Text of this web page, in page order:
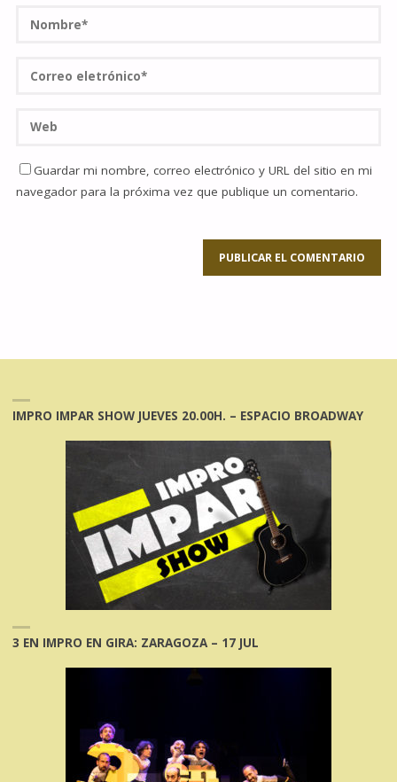
Guardar mi nombre, correo electrónico y URL del sitio en mi
navegador para la próxima vez que publique un comentario.
IMPRO IMPAR SHOW JUEVES 20.00H. – ESPACIO BROADWAY
3 EN IMPRO EN GIRA: ZARAGOZA – 17 JUL